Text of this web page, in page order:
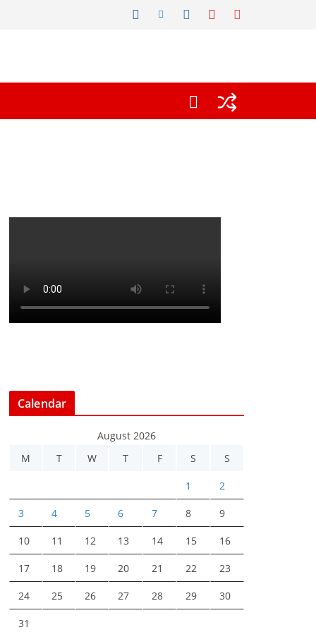
Calendar
August 2026
M
T W T F S S
1 2
3 4 5 6 7 8 9
10 11 12 13 14 15 16
17 18 19 20 21 22 23
24 25 26 27 28 29 30
31